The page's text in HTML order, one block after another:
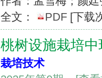
全文：
PDF [下载
桃树设施栽培
栽培技术